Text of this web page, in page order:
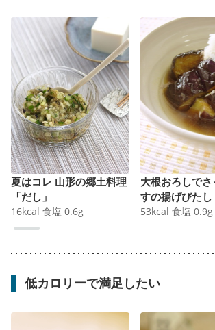
夏はコレ 山形の郷土料理
「だし」
16kcal 食塩 0.6g
大根おろしで
すの揚げびたし
53kcal 食塩 0.9g
低カロリーで満足したい